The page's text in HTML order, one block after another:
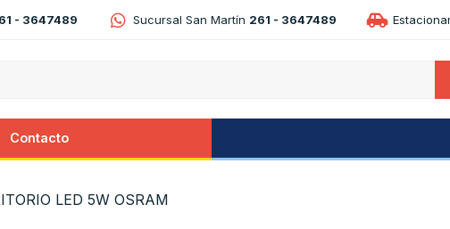
- 3647489 Sucursal San Martín 261 - 3647489
Contacto
LED 5W OSRAM